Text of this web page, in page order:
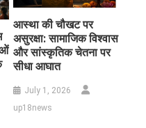
आस्था की चौखट पर
असुरक्षा: सामाजिक विश्वास
और सांस्कृतिक चेतना पर
सीधा आघात
July 1, 2026
up18news